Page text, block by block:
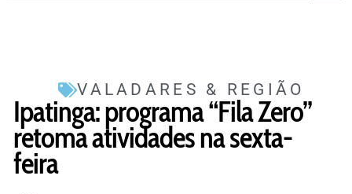
VALADARES & REGIÃO
Ipatinga: programa “Fila Zero”
retoma atividades na sexta-
feira